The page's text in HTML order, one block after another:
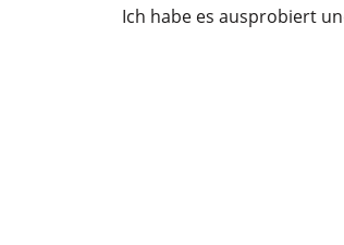
Ich habe es ausprobiert